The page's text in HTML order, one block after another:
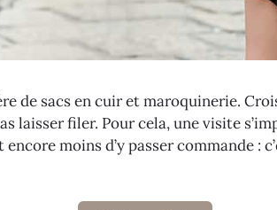
de sacs en cuir et maroquinerie.
laisser filer. Pour cela, une visite
moins d’y passer commande :